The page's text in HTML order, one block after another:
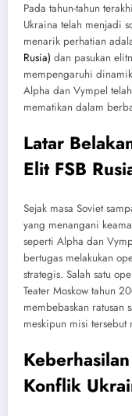
Pada tahun-tahun
Ukraina telah menjadi
menarik perhatian
Rusia) dan pasukan
mempengaruhi
Alpha dan Vympel
mematikan dalam
Latar
Elit FSB
Sejak masa Soviet
yang menangani
seperti Alpha dan
bertugas melakukan
strategis. Salah satu
Teater Moskow tahun
membebaskan ratusan
meskipun misi
Konflik